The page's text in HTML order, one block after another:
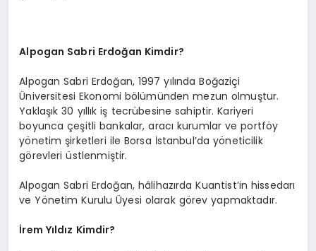
Alpogan Sabri Erdoğan Kimdir?
Alpogan Sabri Erdoğan, 1997 yılında Boğaziçi
Üniversitesi Ekonomi bölümünden mezun olmuştur.
Yaklaşık 30 yıllık iş tecrübesine sahiptir. Kariyeri
boyunca çeşitli bankalar, aracı kurumlar ve portföy
yönetim şirketleri ile Borsa İstanbul’da yöneticilik
görevleri üstlenmiştir.
Alpogan Sabri Erdoğan, hâlihazırda Kuantist’in hissedarı
ve Yönetim Kurulu Üyesi olarak görev yapmaktadır.
İrem Yıldız Kimdir?